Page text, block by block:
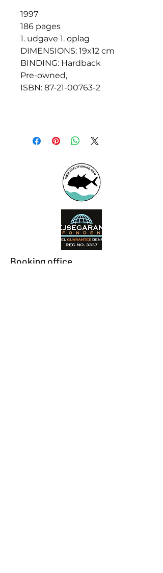
1997
186 pages
1. udgave 1. oplag
DIMENSIONS: 19x12 cm
BINDING: Hardback
Pre-owned,
ISBN: 87-21-00763-2
Booking office